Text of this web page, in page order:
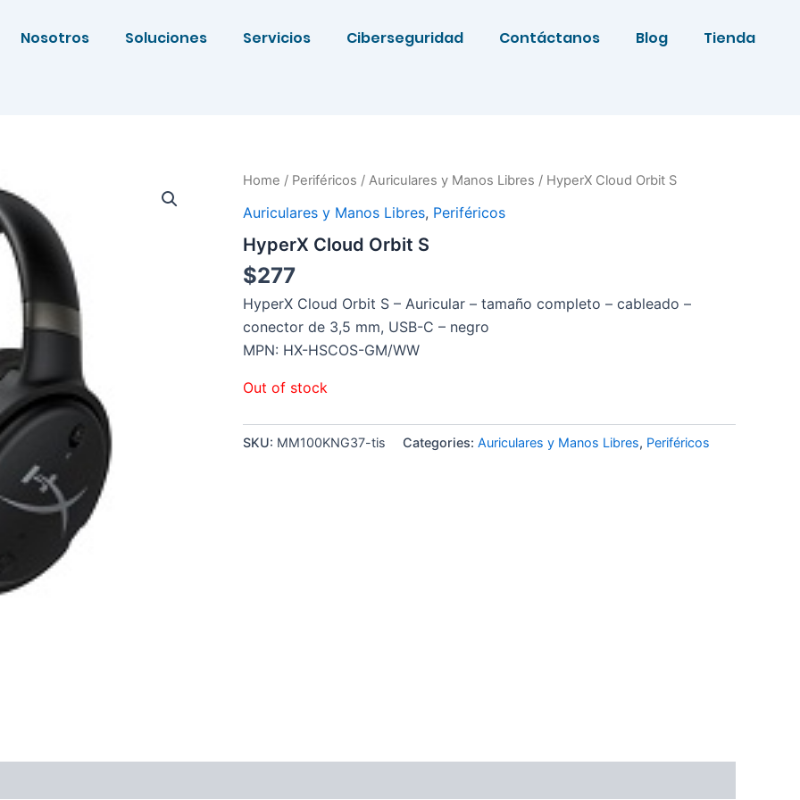
Nosotros Soluciones Servicios Ciberseguridad Contáctanos Blog Tienda
Home / Periféricos / Auriculares y Manos Libres / HyperX Cloud Orbit S
Auriculares y Manos Libres, Periféricos
HyperX Cloud Orbit S
$277
HyperX Cloud Orbit S – Auricular – tamaño completo – cableado –
conector de 3,5 mm, USB-C – negro
MPN: HX-HSCOS-GM/WW
Out of stock
SKU: MM100KNG37-tis Categories: Auriculares y Manos Libres, Periféricos